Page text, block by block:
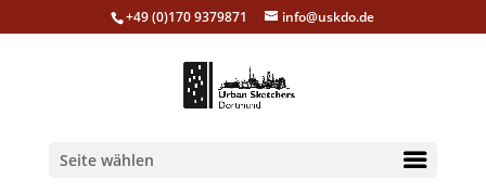
+49 (0)170 9379871 info@uskdo.de
Seite wählen